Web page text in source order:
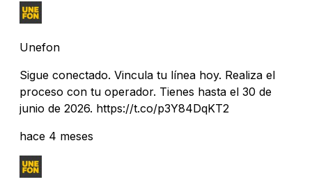
Unefon
Sigue conectado. Vincula tu línea hoy. Realiza el
proceso con tu operador. Tienes hasta el 30 de
junio de 2026. https://t.co/p3Y84DqKT2
hace 4 meses